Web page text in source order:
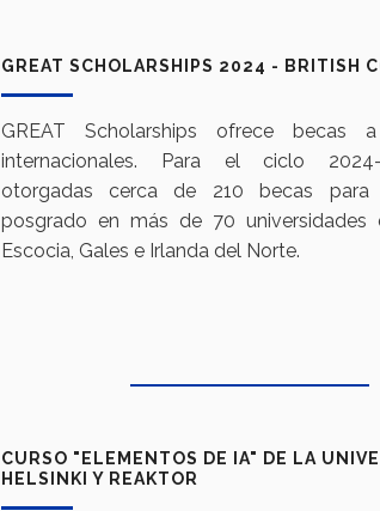
GREAT SCHOLARSHIPS 2024 - BRITISH
GREAT Scholarships ofrece becas
internacionales. Para el ciclo
otorgadas cerca de 210 becas para
posgrado en más de 70 universidades
Escocia, Gales e Irlanda del Norte.
CURSO "ELEMENTOS DE IA" DE LA
HELSINKI Y REAKTOR